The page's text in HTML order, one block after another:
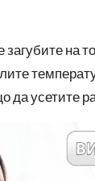
загубите на
да усетите